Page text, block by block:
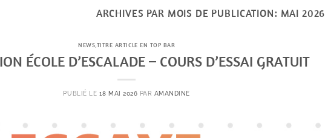
ARCHIVES PAR MOIS DE PUBLICATION: MAI 2026
NEWS,TITRE ARTICLE EN TOP BAR
ÉCOLE D’ESCALADE – COURS D’ESSAI GRATUIT
PUBLIÉ LE 18 MAI 2026 PAR AMANDINE